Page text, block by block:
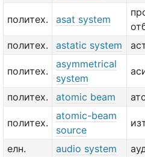
политех. asat system
политех.
astatic system
политех.
asymmetrical
system
политех. atomic beam
политех.
atomic-beam
source
елн. audio system